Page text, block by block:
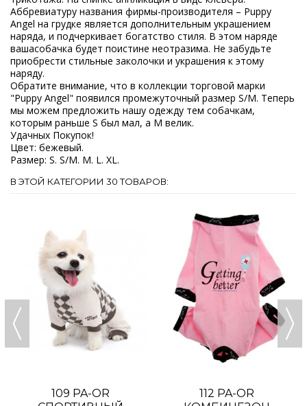
Аббревиатуру названия фирмы-производителя – Puppy
Angel на грудке является дополнительным украшением
наряда, и подчеркивает богатство стиля. В этом наряде
вашасобачка будет поистине неотразима. Не забудьте
приобрести стильные заколочки и украшения к этому
наряду.
Обратите внимание, что в коллекции торговой марки
"Puppy Angel" появился промежуточный размер S/M. Теперь
мы можем предложить нашу одежду тем собачкам,
которым раньше S был мал, а M велик.
Удачных Покупок!
Цвет: бежевый.
Размер: S. S/M. M. L. XL.
В ЭТОЙ КАТЕГОРИИ 30 ТОВАРОВ:
109 PA-OR
112 PA-OR